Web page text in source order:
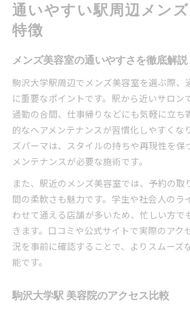
通いやすい駅周辺メン
特徴
メンズ美容室の通いやすさを徹底解説
駒沢大学駅周辺でメンズ美容室を選ぶ際、
に重要なポイントです。駅から近いサロン
通勤の合間、仕事帰りなどにも気軽に立ち
的なヘアメンテナンスが習慣化しやすくな
ズパーマは、スタイルの持ちや再現性を保
メンテナンスが必要な施術です。
また、駅近のメンズ美容室では、予約の取
間の柔軟さも魅力です。学生や社会人のラ
わせて通える店舗が多いため、忙しい方で
きます。口コミや公式サイトで実際のアク
況を事前に確認することで、よりスムーズ
能です。
駒沢大学駅 美容院のアクセス比較